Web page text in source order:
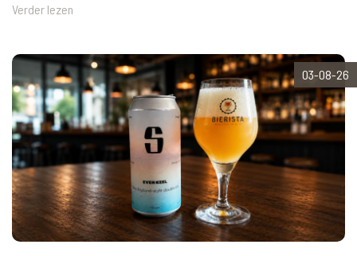
Verder lezen
03-08-26